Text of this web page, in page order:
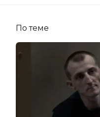
По теме